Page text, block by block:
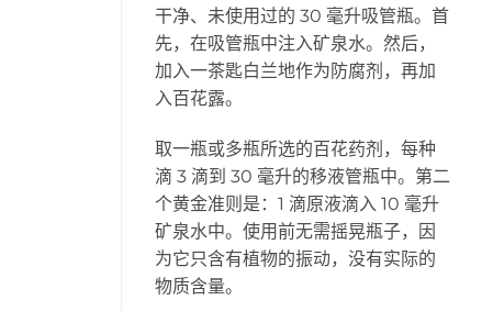
干净、未使用过的 30 毫升吸管瓶。首
先，在吸管瓶中注入矿泉水。然后，
加入一茶匙白兰地作为防腐剂，再加
入百花露。
取一瓶或多瓶所选的百花药剂，每种
滴 3 滴到 30 毫升的移液管瓶中。第二
个黄金准则是：1 滴原液滴入 10 毫升
矿泉水中。使用前无需摇晃瓶子，因
为它只含有植物的振动，没有实际的
物质含量。